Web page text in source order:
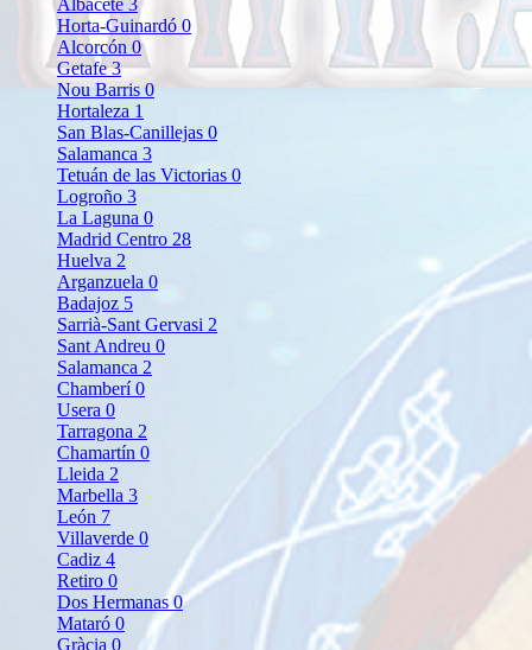
Horta-Guinardó 0
Alcorcón 0
Getafe3
Nou Barris0
Hortaleza 1
San Blas-Canillejas 0
Salamanca 3
Tetuán de las Victorias 0
Logroño 3
La Laguna 0
Madrid Centro 28
Huelva 2
Arganzuela 0
Badajoz 5
Sarrià-Sant Gervasi 2
Sant Andreu 0
Salamanca 2
Chamberí0
Usera 0
Tarragona 2
Chamartín 0
Lleida 2
Marbella 3
León 7
Villaverde 0
Cadiz 4
Retiro 0
Dos Hermanas0
Mataró 0
Gràcia 0